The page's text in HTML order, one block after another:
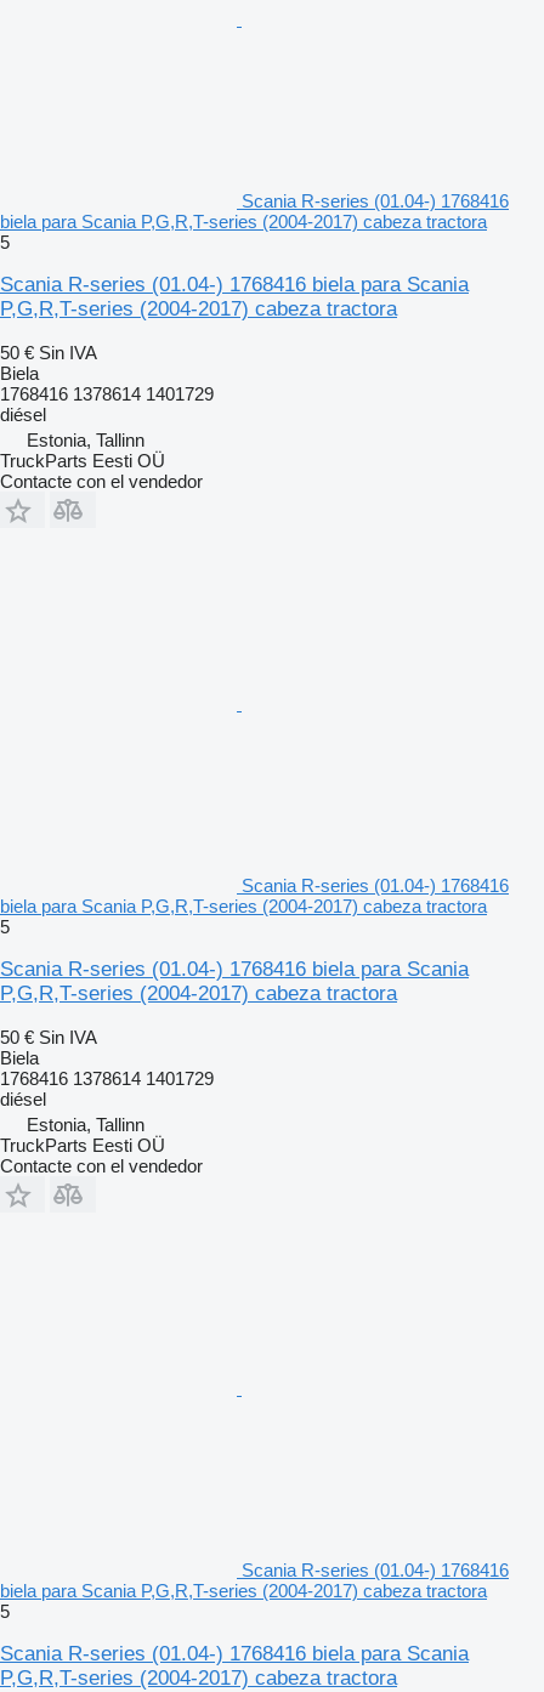
Scania R-series (01.04-) 1768416
biela para Scania P,G,R,T-series (2004-2017) cabeza tractora
5
Scania R-series (01.04-) 1768416 biela para Scania
P,G,R,T-series (2004-2017) cabeza tractora
50 € Sin IVA
Biela
1768416 1378614 1401729
diésel
Estonia, Tallinn
TruckParts Eesti OÜ
Contacte con el vendedor
Scania R-series (01.04-) 1768416
biela para Scania P,G,R,T-series (2004-2017) cabeza tractora
5
Scania R-series (01.04-) 1768416 biela para Scania
P,G,R,T-series (2004-2017) cabeza tractora
50 € Sin IVA
Biela
1768416 1378614 1401729
diésel
Estonia, Tallinn
TruckParts Eesti OÜ
Contacte con el vendedor
Scania R-series (01.04-) 1768416
biela para Scania P,G,R,T-series (2004-2017) cabeza tractora
5
Scania R-series (01.04-) 1768416 biela para Scania
P,G,R,T-series (2004-2017) cabeza tractora